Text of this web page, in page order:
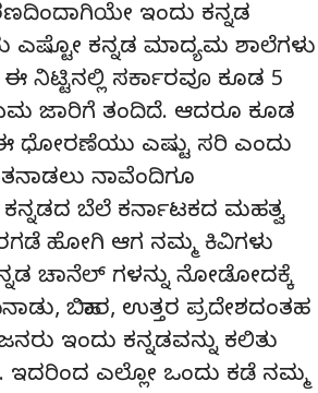
ಇಂದು ಕನ್ನಡ
ಎಷ್ಟೋ ಕನ್ನಡ ಮಾದ್ಯಮ ಶಾಲೆಗಳು
ನಿಟ್ಟಿನಲ್ಲಿ ಸರ್ಕಾರವೂ ಕೂಡ 5
ಜಾರಿಗೆ ತಂದಿದೆ. ಆದರೂ ಕೂಡ
ಈ ಧೋರಣೆಯು ಎಷ್ಟು ಸರಿ ಎಂದು
ನಾವೆಂದಿಗೂ
ಬೆಲೆ ಕರ್ನಾಟಕದ ಮಹತ್ವ
ಹೋಗಿ ಆಗ ನಮ್ಮ ಕಿವಿಗಳು
ಚಾನೆಲ್ ಗಳನ್ನು ನೋಡೋದಕ್ಕೆ
ಬಿಹಾರ, ಉತ್ತರ ಪ್ರದೇಶದಂತಹ
ಇಂದು ಕನ್ನಡವನ್ನು ಕಲಿತು
ಇದರಿಂದ ಎಲ್ಲೋ ಒಂದು ಕಡೆ ನಮ್ಮ